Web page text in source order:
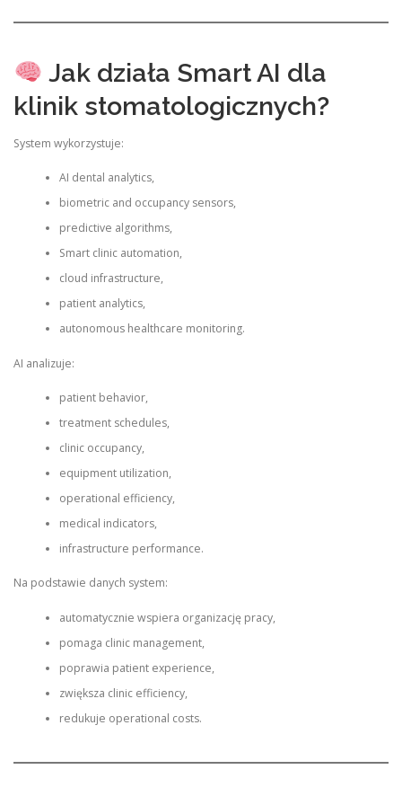
Jak działa Smart AI dla
klinik stomatologicznych?
System wykorzystuje:
AI dental analytics,
biometric and occupancy sensors,
predictive algorithms,
Smart clinic automation,
cloud infrastructure,
patient analytics,
autonomous healthcare monitoring.
AI analizuje:
patient behavior,
treatment schedules,
clinic occupancy,
equipment utilization,
operational efficiency,
medical indicators,
infrastructure performance.
Na podstawie danych system:
automatycznie wspiera organizację pracy,
pomaga clinic management,
poprawia patient experience,
zwiększa clinic efficiency,
redukuje operational costs.